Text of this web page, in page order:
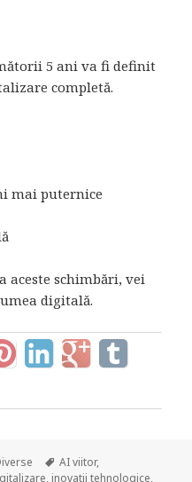
5 ani va fi definit
completă.
mai puternice
aceste schimbări, vei
digitală.
Tags
AI viitor,
, inovatii tehnologice,